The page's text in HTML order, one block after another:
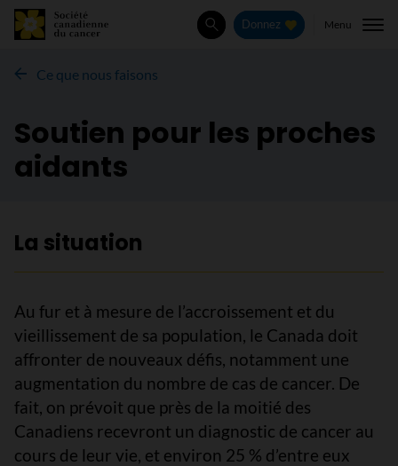
Rechercher
Donnez Menu
Ce que nous faisons
Soutien pour les proches
aidants
La situation
Au fur et à mesure de l’accroissement et du
vieillissement de sa population, le Canada doit
affronter de nouveaux défis, notamment une
augmentation du nombre de cas de cancer. De
fait, on prévoit que près de la moitié des
Canadiens recevront un diagnostic de cancer au
cours de leur vie, et environ 25 % d’entre eux